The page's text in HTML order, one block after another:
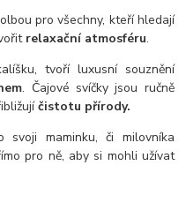
pro všechny, kteří hledají
relaxační atmosféru.
tvoří luxusní souznění
. Čajové svíčky jsou ručně
čistotu přírody.
maminku, či milovníka
pro ně, aby si mohli užívat